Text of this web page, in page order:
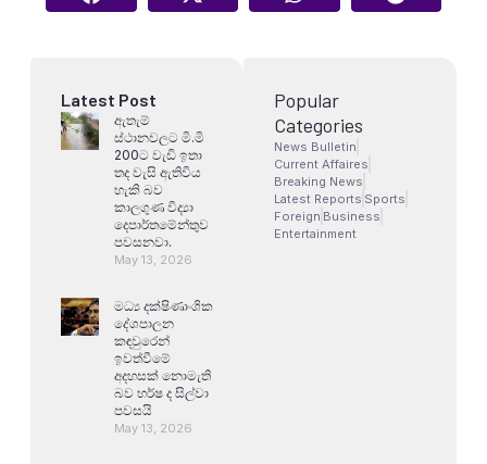
Latest Post
ඇතැම්
ස්ථානවලට මි.මි
200ට වැඩි ඉතා
තද වැසි ඇතිවිය
හැකි බව
කාලගුණ විද්‍යා
දෙපාර්තමේන්තුව
පවසනවා.
May 13, 2026
මධ්‍ය දක්ෂිණාංශික
දේශපාලන
කඳවුරෙන්
ඉවත්වීමේ
අදහසක් නොමැති
බව හර්ෂ ද සිල්වා
පවසයි
May 13, 2026
Popular
Categories
News Bulletin
Current Affaires
Breaking News
Latest Reports Sports
Foreign Business
Entertainment